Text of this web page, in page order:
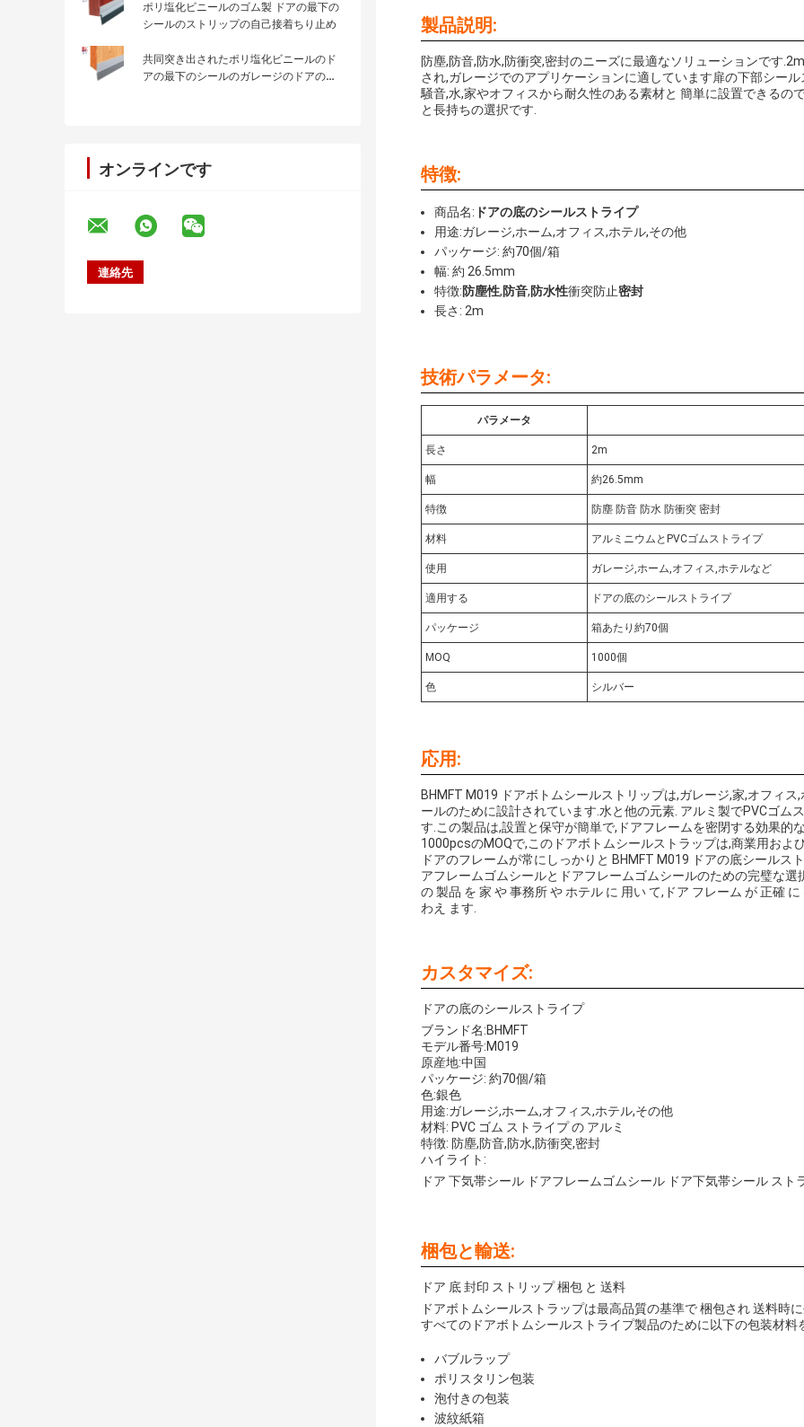
ポリ塩化ビニールのゴム製 ドアの最下の
シールのストリップの自己接着ちり止め
共同突き出されたポリ塩化ビニールのド
アの最下のシールのガレージのドアの最
オンラインです
製品説明:
防塵,防音,防水,防衝突,密封のニーズに最適なソリューションです
され,ガレージでのアプリケーションに適しています扉の下部シー
騒音,水,家やオフィスから耐久性のある素材と 簡単に設置できるの
と長持ちの選択です.
特徴:
商品名: ドアの底のシールストライプ
用途:ガレージ,ホーム,オフィス,ホテル,その他
パッケージ: 約70個/箱
幅: 約 26.5mm
特徴:防塵性,防音,防水性衝突防止密封
長さ: 2m
技術パラメータ:
パラメータ
長さ 2m
幅 約26.5mm
特徴 防塵 防音 防水 防衝突 密封
材料 アルミニウムとPVCゴムストライプ
使用 ガレージ,ホーム,オフィス,ホテルなど
適用する ドアの底のシールストライプ
パッケージ 箱あたり約70個
MOQ 1000個
色 シルバー
応用:
BHMFT M019 ドアボトムシールストリップは,ガレージ,家,オフィ
ールのために設計されています.水と他の元素. アルミ製でPVCゴム
す.この製品は,設置と保守が簡単で,ドアフレームを密閉する効果的
1000pcsのMOQで,このドアボトムシールストラップは,商業用およ
ドアのフレームが常にしっかりと BHMFT M019 ドアの底シール
アフレームゴムシールとドアフレームゴムシールのための完璧な
の 製品 を 家 や 事務所 や ホテル に 用い て,ドア フレーム が 正確
わえ ます.
カスタマイズ:
ドアの底のシールストライプ
ブランド名:BHMFT
モデル番号:M019
原産地:中国
パッケージ: 約70個/箱
色:銀色
用途:ガレージ,ホーム,オフィス,ホテル,その他
材料: PVC ゴム ストライプ の アルミ
特徴: 防塵,防音,防水,防衝突,密封
ハイライト:
ドア 下気帯シール ドアフレームゴムシール ドア下気帯シール スト
梱包と輸送:
ドア 底 封印 ストリップ 梱包 と 送料
ドアボトムシールストラップは最高品質の基準で 梱包され 送料時
すべてのドアボトムシールストライプ製品のために以下の包装材料
バブルラップ
ポリスタリン包装
泡付きの包装
波紋紙箱